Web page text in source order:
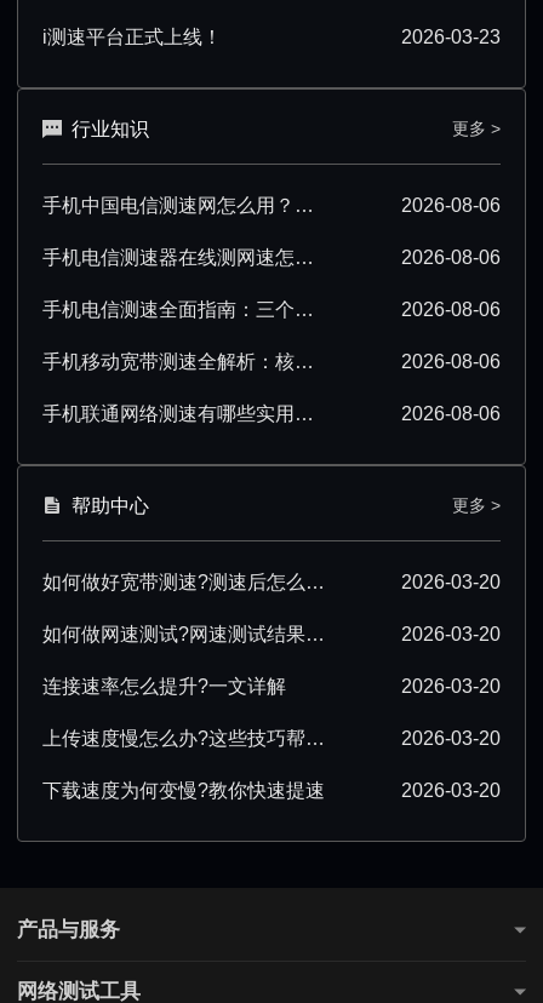
i测速平台正式上线！ 2026-03-23
行业知识 更多 >
手机中国电信测速网怎么用？超详细操作技巧分享 2026-08-06
手机电信测速器在线测网速怎么操作？超详细步骤分享 2026-08-06
手机电信测速全面指南：三个要点必须掌握 2026-08-06
手机移动宽带测速全解析：核心要点必须掌握 2026-08-06
手机联通网络测速有哪些实用技巧？看完就会 2026-08-06
帮助中心 更多 >
如何做好宽带测速?测速后怎么优化? 2026-03-20
如何做网速测试?网速测试结果怎么解读? 2026-03-20
连接速率怎么提升?一文详解 2026-03-20
上传速度慢怎么办?这些技巧帮你提速 2026-03-20
下载速度为何变慢?教你快速提速 2026-03-20
产品与服务
测网速
网络测试工具